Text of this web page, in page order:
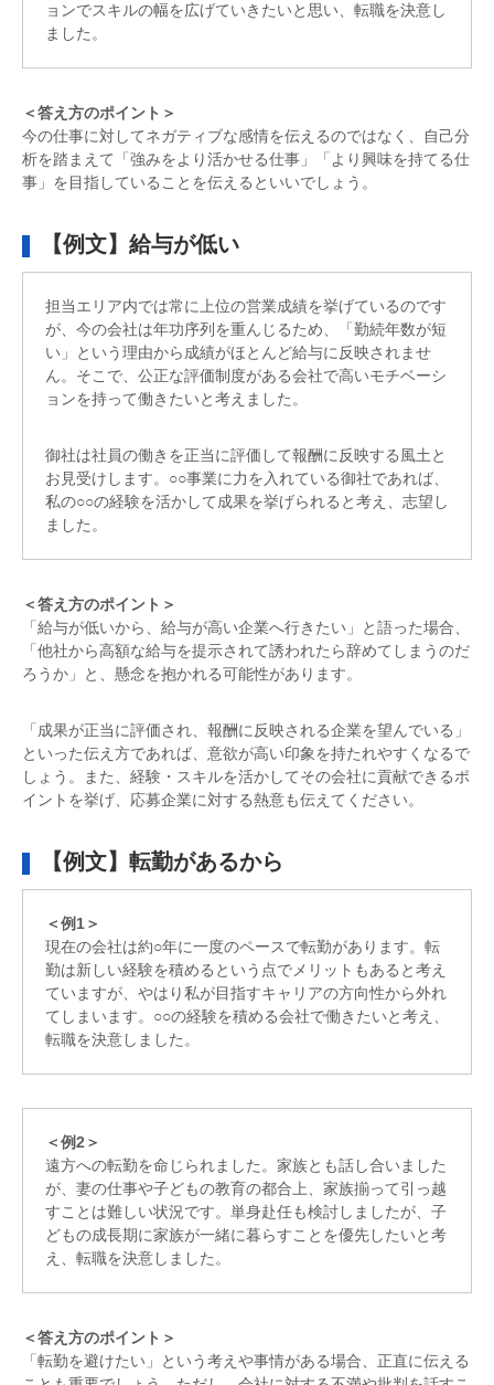
ョンでスキルの幅を広げていきたいと思い、転職を決意し
ました。
＜答え方のポイント＞
今の仕事に対してネガティブな感情を伝えるのではなく、自己分
析を踏まえて「強みをより活かせる仕事」「より興味を持てる仕
事」を目指していることを伝えるといいでしょう。
【例文】給与が低い
担当エリア内では常に上位の営業成績を挙げているのです
が、今の会社は年功序列を重んじるため、「勤続年数が短
い」という理由から成績がほとんど給与に反映されませ
ん。そこで、公正な評価制度がある会社で高いモチベーシ
ョンを持って働きたいと考えました。
御社は社員の働きを正当に評価して報酬に反映する風土と
お見受けします。○○事業に力を入れている御社であれば、
私の○○の経験を活かして成果を挙げられると考え、志望し
ました。
＜答え方のポイント＞
「給与が低いから、給与が高い企業へ行きたい」と語った場合、
「他社から高額な給与を提示されて誘われたら辞めてしまうのだ
ろうか」と、懸念を抱かれる可能性があります。
「成果が正当に評価され、報酬に反映される企業を望んでいる」
といった伝え方であれば、意欲が高い印象を持たれやすくなるで
しょう。また、経験・スキルを活かしてその会社に貢献できるポ
イントを挙げ、応募企業に対する熱意も伝えてください。
【例文】転勤があるから
＜例1＞
現在の会社は約○年に一度のペースで転勤があります。転
勤は新しい経験を積めるという点でメリットもあると考え
ていますが、やはり私が目指すキャリアの方向性から外れ
てしまいます。○○の経験を積める会社で働きたいと考え、
転職を決意しました。
＜例2＞
遠方への転勤を命じられました。家族とも話し合いました
が、妻の仕事や子どもの教育の都合上、家族揃って引っ越
すことは難しい状況です。単身赴任も検討しましたが、子
どもの成長期に家族が一緒に暮らすことを優先したいと考
え、転職を決意しました。
＜答え方のポイント＞
「転勤を避けたい」という考えや事情がある場合、正直に伝える